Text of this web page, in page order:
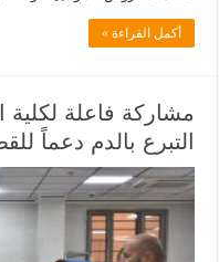
أكمل القراءة »
مشاركة فاعلة لكلية
التبرع بالدم دعماً